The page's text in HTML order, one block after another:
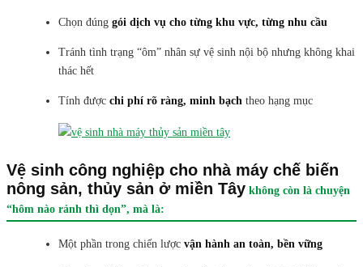
Chọn đúng gói dịch vụ cho từng khu vực, từng nhu cầu
Tránh tình trạng “ôm” nhân sự vệ sinh nội bộ nhưng không khai
thác hết
Tính được chi phí rõ ràng, minh bạch theo hạng mục
Vệ sinh công nghiệp cho nhà máy chế biến
nông sản, thủy sản ở miền Tây không còn là chuyện
“hôm nào rảnh thì dọn”, mà là:
Một phần trong chiến lược vận hành an toàn, bền vững